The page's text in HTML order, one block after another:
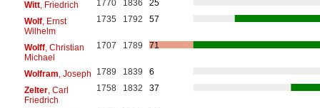
Witt, Friedrich 1770 1836
25
Wolf, Ernst
Wilhelm
1735 1792 57
Wolff, Christian
Michael
1707 1789 71
Wolfram , Joseph 1789 1839
6
Zelter, Carl
Friedrich
1758 1832 37